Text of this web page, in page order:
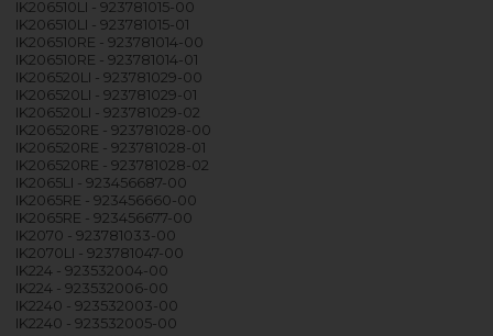
IK206510LI - 923781015-00
IK206510LI - 923781015-01
IK206510RE - 923781014-00
IK206510RE - 923781014-01
IK206520LI - 923781029-00
IK206520LI - 923781029-01
IK206520LI - 923781029-02
IK206520RE - 923781028-00
IK206520RE - 923781028-01
IK206520RE - 923781028-02
IK2065LI - 923456687-00
IK2065RE - 923456660-00
IK2065RE - 923456677-00
IK2070 - 923781033-00
IK2070LI - 923781047-00
IK224 - 923532004-00
IK224 - 923532006-00
IK2240 - 923532003-00
IK2240 - 923532005-00